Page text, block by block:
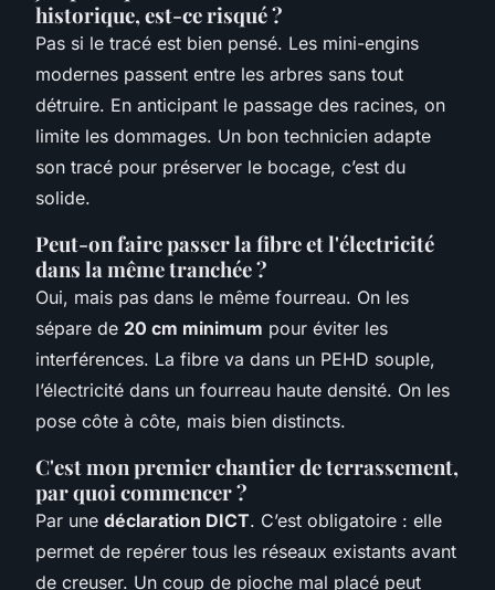
historique, est-ce risqué ?
Pas si le tracé est bien pensé. Les mini-engins
modernes passent entre les arbres sans tout
détruire. En anticipant le passage des racines, on
limite les dommages. Un bon technicien adapte
son tracé pour préserver le bocage, c’est du
solide.
Peut-on faire passer la fibre et l'électricité
dans la même tranchée ?
Oui, mais pas dans le même fourreau. On les
sépare de 20 cm minimum pour éviter les
interférences. La fibre va dans un PEHD souple,
l’électricité dans un fourreau haute densité. On les
pose côte à côte, mais bien distincts.
C'est mon premier chantier de terrassement,
par quoi commencer ?
Par une déclaration DICT. C’est obligatoire : elle
permet de repérer tous les réseaux existants avant
de creuser. Un coup de pioche mal placé peut